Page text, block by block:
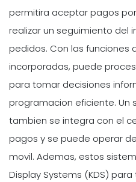
permitira aceptar pagos
realizar un seguimiento del
pedidos. Con las funciones
incorporadas, puede
para tomar decisiones
programacion eficiente.
tambien se integra con el
pagos y se puede operar
movil. Ademas, estos
Display Systems (KDS)